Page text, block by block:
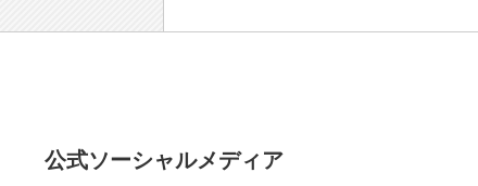
公式ソーシャルメディア